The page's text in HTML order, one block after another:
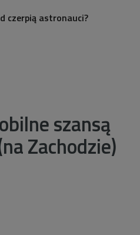
czerpią astronauci?
szansą
Zachodzie)